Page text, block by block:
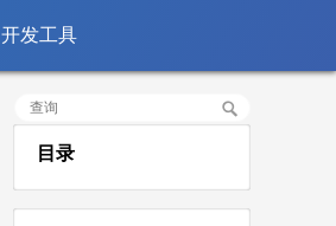
开发工具
目录